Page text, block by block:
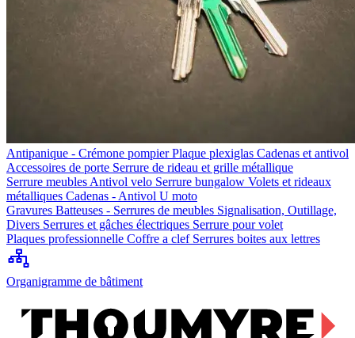
Antipanique - Crémone pompierPlaque plexiglas Cadenas et antivol
Accessoires de porte Serrure de rideau et grille métallique
Serrure meubles Antivol velo Serrure bungalow Volets et rideaux
métalliques Cadenas - Antivol U moto
Gravures Batteuses - Serrures de meubles Signalisation, Outillage,
Divers Serrures et gâches électriques Serrure pour volet
Plaques professionnelle Coffre a clef Serrures boites aux lettres
Organigramme de bâtiment